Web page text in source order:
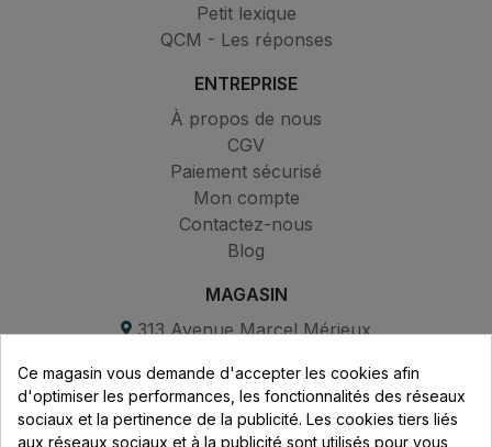
Petit lexique
QCM - Les réponses
ENTREPRISE
À propos de nous
CGV
Paiement sécurisé
Mon compte
Contactez-nous
Blog
MAGASIN
313 Avenue Marcel Mérieux
69530 Brignais
Ce magasin vous demande d'accepter les cookies afin
d'optimiser les performances, les fonctionnalités des réseaux
sociaux et la pertinence de la publicité. Les cookies tiers liés
aux réseaux sociaux et à la publicité sont utilisés pour vous